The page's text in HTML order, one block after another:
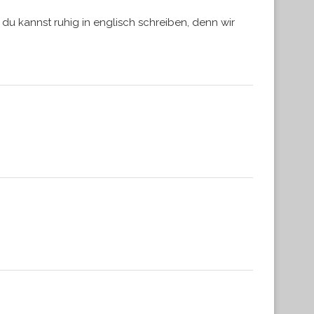
kannst ruhig in englisch schreiben, denn wir